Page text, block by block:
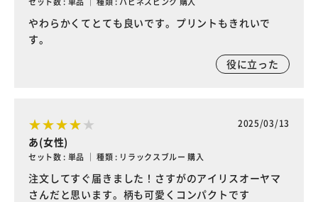
やわらかくてとても良いです。プリントもきれいで
す。
役に立った
2025/03/13
あ(女性)
セット数 : 単品 ｜ 種類 : リラックスブルー 購入
注文してすぐ届きました！さすがのアイリスオーヤマ
さんだと思います。柄も可愛くコンパクトです